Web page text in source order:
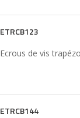
ETRCB123
Ecrous de vis
ETRCB144